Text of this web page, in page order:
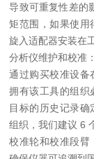
导致可重复性差的
矩范围，如果使用
旋入适配器安装在
分析仪维护和校准：
通过购买校准设备
拥有该工具的组织
目标的历史记录
组织，我们建议 6
校准轮和校准段臂